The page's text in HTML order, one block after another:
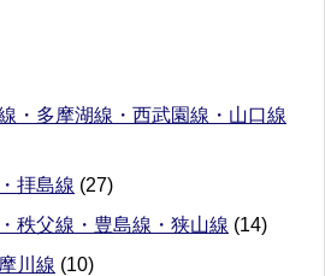
・多摩湖線・西武園線・山口線
拝島線 (27)
秩父線・豊島線・狭山線 (14)
川線 (10)